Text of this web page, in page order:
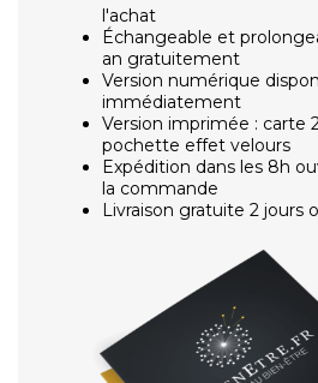
l'achat
Échangeable et
an gratuitement
Version numérique
immédiatement
Version imprimée : carte
pochette effet velours
Expédition dans les 8h
la commande
Livraison gratuite 2 jours